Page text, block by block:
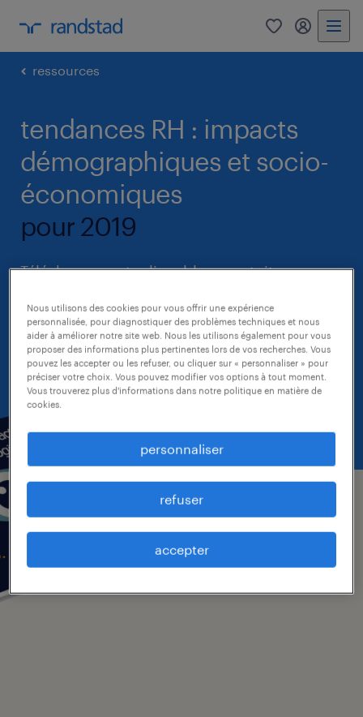
0 my
ressources
tendances RH : impacts
démographiques et socio-
économiques
pour 2019
Téléchargez notre livre blanc gratuit pour en
impacts démographiques et socio-
économiques
télécharger l'ebook
Nous utilisons des cookies pour vous offrir une expérience
personnalisée, pour diagnostiquer des problèmes techniques et nous
aider à améliorer notre site web. Nous les utilisons également pour vous
proposer des informations plus pertinentes lors de vos recherches. Vous
pouvez les accepter ou les refuser, ou cliquer sur « personnaliser » pour
préciser votre choix. Vous pouvez modifier vos options à tout moment.
Vous trouverez plus d'informations dans notre politique en matière de
cookies.
personnaliser
refuser
accepter